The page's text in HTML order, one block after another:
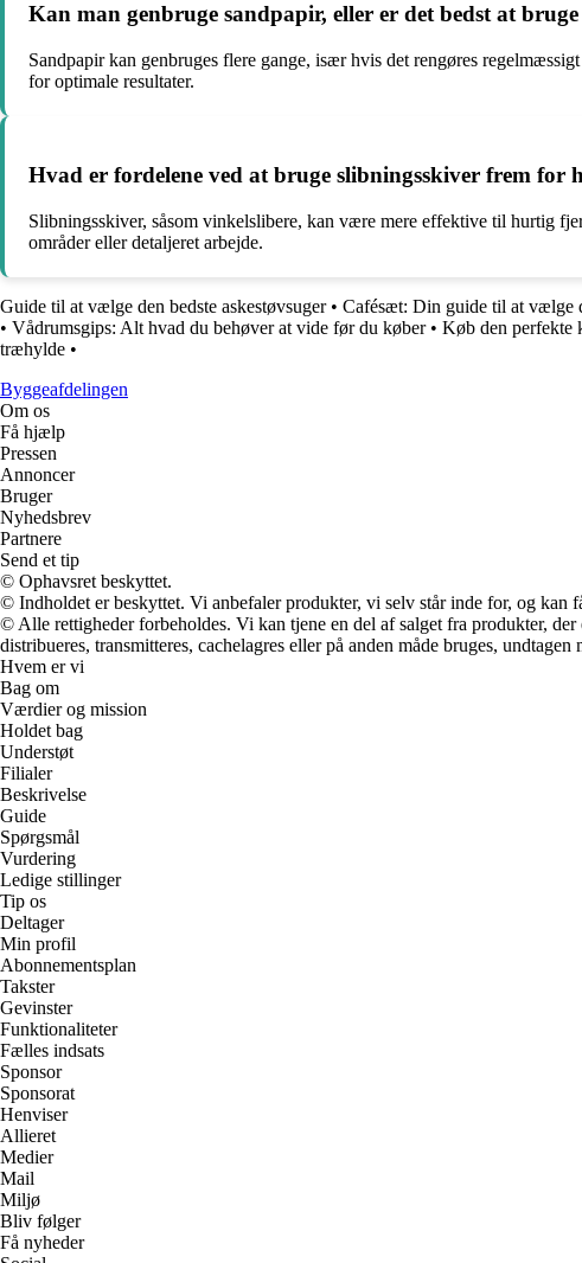
Kan man genbruge sandpapir, eller er det bedst at
Sandpapir kan genbruges flere gange, især hvis det rengøres
for optimale resultater.
Hvad er fordelene ved at bruge slibningsskiver frem
Slibningsskiver, såsom vinkelslibere, kan være mere effektive til hurtig
områder eller detaljeret arbejde.
Guide til at vælge den bedste askestøvsuger• Cafésæt: Din guide til at vælge
• Vådrumsgips: Alt hvad du behøver at vide før du køber• Køb den perfekte
træhylde •
Byggeafdelingen
Om os
Få hjælp
Pressen
Annoncer
Bruger
Nyhedsbrev
Partnere
Send et tip
© Ophavsret beskyttet.
© Indholdet er beskyttet. Vi anbefaler produkter, vi selv står inde for, og kan
© Alle rettigheder forbeholdes. Vi kan tjene en del af salget fra produkter,
distribueres, transmitteres, cachelagres eller på anden måde bruges,
Hvem er vi
Bag om
Værdier og mission
Holdet bag
Understøt
Filialer
Beskrivelse
Guide
Spørgsmål
Vurdering
Ledige stillinger
Tip os
Deltager
Min profil
Abonnementsplan
Takster
Gevinster
Funktionaliteter
Fælles indsats
Sponsor
Sponsorat
Henviser
Allieret
Medier
Mail
Miljø
Bliv følger
Få nyheder